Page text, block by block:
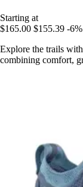
Starting at
$165.00 $155.39 -6%
Explore the trails
combining comfort,